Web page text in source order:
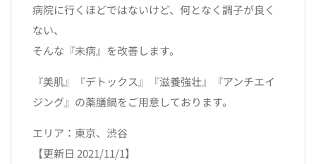
病院に行くほどではないけど、何となく調子が良く
ない、
そんな『未病』を改善します。
『美肌』『デトックス』『滋養強壮』『アンチエイ
ジング』の薬膳鍋をご用意しております。
エリア：東京、渋谷
【更新日 2021/11/1】